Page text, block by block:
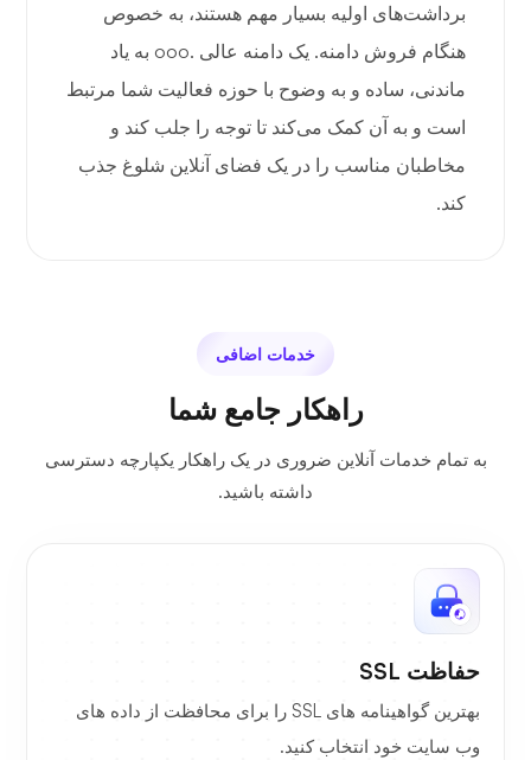
برداشت‌های اولیه بسیار مهم هستند، به خصوص
هنگام فروش دامنه. یک دامنه عالی .ooo به یاد
ماندنی، ساده و به وضوح با حوزه فعالیت شما مرتبط
است و به آن کمک می‌کند تا توجه را جلب کند و
مخاطبان مناسب را در یک فضای آنلاین شلوغ جذب
کند.
خدمات اضافی
راهکار جامع شما
به تمام خدمات آنلاین ضروری در یک راهکار یکپارچه دسترسی
داشته باشید.
حفاظت SSL
بهترین گواهینامه های SSL را برای محافظت از داده های
وب سایت خود انتخاب کنید.